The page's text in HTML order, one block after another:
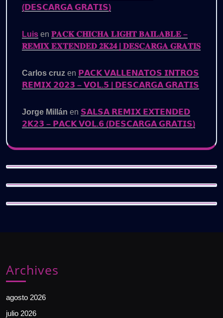
(𝗗𝗘𝗦𝗖𝗔𝗥𝗚𝗔 𝗚𝗥𝗔𝗧𝗜𝗦)
Luis en 𝐏𝐀𝐂𝐊 𝐂𝐇𝐈𝐂𝐇𝐀 𝐋𝐈𝐆𝐇𝐓 𝐁𝐀𝐈𝐋𝐀𝐁𝐋𝐄 –
𝐑𝐄𝐌𝐈𝐗 𝐄𝐗𝐓𝐄𝐍𝐃𝐄𝐃 𝟐𝐊𝟐𝟒 | 𝐃𝐄𝐒𝐂𝐀𝐑𝐆𝐀 𝐆𝐑𝐀𝐓𝐈𝐒
Carlos cruz en 𝗣𝗔𝗖𝗞 𝗩𝗔𝗟𝗟𝗘𝗡𝗔𝗧𝗢𝗦 𝗜𝗡𝗧𝗥𝗢𝗦
𝗥𝗘𝗠𝗜𝗫 𝟮𝟬𝟮𝟯 – 𝗩𝗢𝗟.𝟱 | 𝗗𝗘𝗦𝗖𝗔𝗥𝗚𝗔 𝗚𝗥𝗔𝗧𝗜𝗦
Jorge Millán en 𝗦𝗔𝗟𝗦𝗔 𝗥𝗘𝗠𝗜𝗫 𝗘𝗫𝗧𝗘𝗡𝗗𝗘𝗗
𝟮𝗞𝟮𝟯 – 𝗣𝗔𝗖𝗞 𝗩𝗢𝗟.𝟲 (𝗗𝗘𝗦𝗖𝗔𝗥𝗚𝗔 𝗚𝗥𝗔𝗧𝗜𝗦)
Archives
agosto 2026
julio 2026